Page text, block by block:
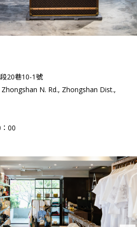
20巷10-1號
N. Rd., Zhongshan Dist.,
00